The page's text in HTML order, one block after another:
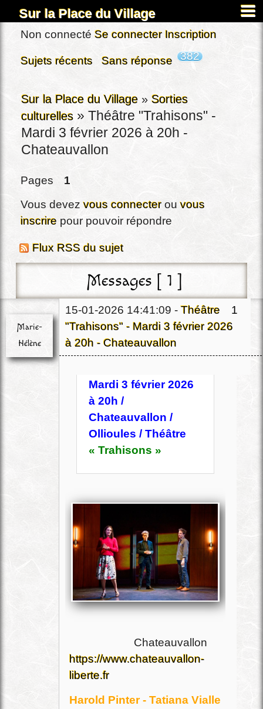
Sur la Place du Village
Accueil
À propos
Images&Docs
Chercher
Actus
Inscription
Connexion
Non connecté Se connecter Inscription
Sujets récents Sans réponse 382
Sur la Place du Village » Sorties
culturelles » Théâtre "Trahisons" -
Mardi 3 février 2026 à 20h -
Chateauvallon
Pages
1
Vous devezvous connecterouvous
inscrire pour pouvoir répondre
Flux RSS du sujet
Messages [ 1 ]
1
Marie-
Hélène
15-01-2026 14:41:09 -Théâtre
"Trahisons" - Mardi 3 février 2026
à 20h - Chateauvallon
Mardi 3 février 2026
à 20h /
Chateauvallon /
Ollioules / Théâtre
« Trahisons »
Chateauvallon
https://www.chateauvallon-
liberte.fr
Harold Pinter - Tatiana Vialle